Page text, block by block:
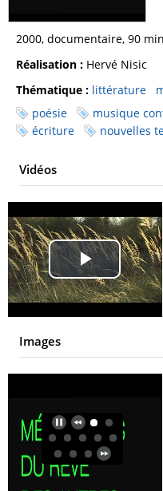
2000, documentaire, 90
Réalisation : Hervé Nisic
Thématique : littérature
poésie
musique
écriture
nouvelles
Vidéos
Play
Video
Images